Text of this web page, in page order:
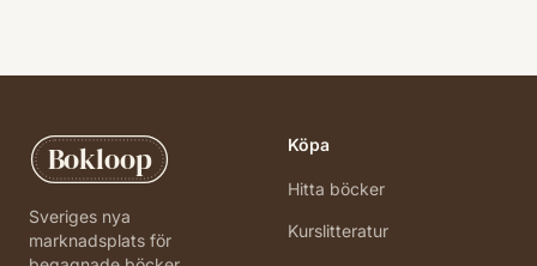
Bokloop
Sveriges nya
marknadsplats för
Köpa
Hitta böcker
Kurslitteratur